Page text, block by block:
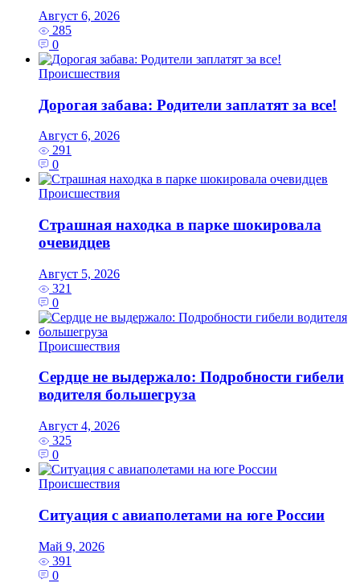
Август 6, 2026
285
0
Происшествия
Дорогая забава: Родители заплатят за все!
Август 6, 2026
291
0
Происшествия
Страшная находка в парке шокировала
очевидцев
Август 5, 2026
321
0
Происшествия
Сердце не выдержало: Подробности гибели
водителя большегруза
Август 4, 2026
325
0
Происшествия
Ситуация с авиаполетами на юге России
Май 9, 2026
391
0